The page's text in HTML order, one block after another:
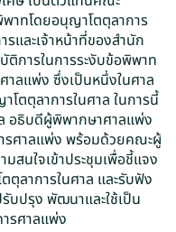
าทโดยอนุญาโตตุลาการ
และเจ้าหน้าที่ของสำนัก
ติการในการระงับข้อพิพาท
าลแพ่ง ซึ่งเป็นหนึ่งในศาล
โตตุลาการในศาล ในการนี้
อธิบดีผู้พิพากษาศาลแพ่ง
รศาลแพ่ง พร้อมด้วยคณะผู้
มสนใจเข้าประชุมเพื่อชี้แจง
ลาการในศาล และรับฟัง
บปรุง พัฒนาและใช้เป็น
รศาลแพ่ง